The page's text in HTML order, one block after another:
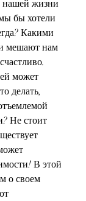
нашей жизни
бы хотели
Какими
мешают нам
может
делать,
Не стоит
В этой
о своем